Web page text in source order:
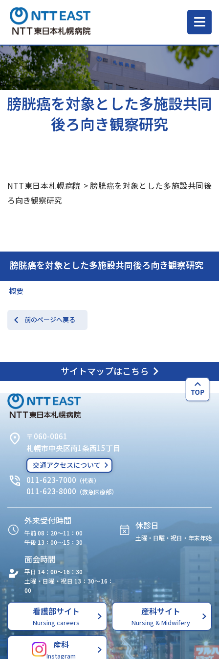
当院について
ご来院される方へ
診療科・部門
採用情報
交通アクセス お問い合わせ
膀胱癌を対象とした多施設共同後ろ向き観察研究
概要
前のページへ戻る
膀胱癌を対象とした多施設共同
後ろ向き観察研究
NTT東日本札幌病院 >膀胱癌を対象とした多施設共同後
ろ向き観察研究
サイトマップはこちら
〒060-0061
札幌市中央区南1条西15丁目
交通アクセスについて
011-623-7000 （代表）
011-623-8000 （救急医療部）
外来受付時間
午前 08：20〜11：00
午後 13：00〜15：30
休診日
土曜・日曜・祝日・年末年始
面会時間
平日 14：00〜16：30
土曜・日曜・祝日 13：30〜16：
00
看護部サイト
Nursing careers
産科サイト
Nursing & Midwifery
産科
Instagram